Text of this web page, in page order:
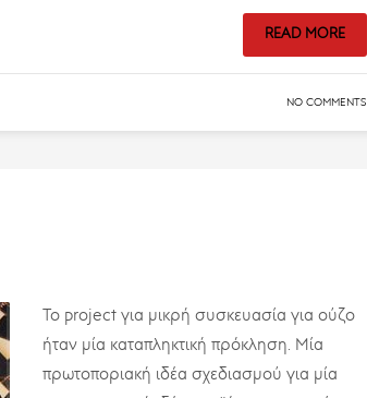
READ MORE
NO COMMENTS
Το project για μικρή συσκευασία για ούζο
ήταν μία καταπληκτική πρόκληση. Μία
πρωτοποριακή ιδέα σχεδιασμού για μία